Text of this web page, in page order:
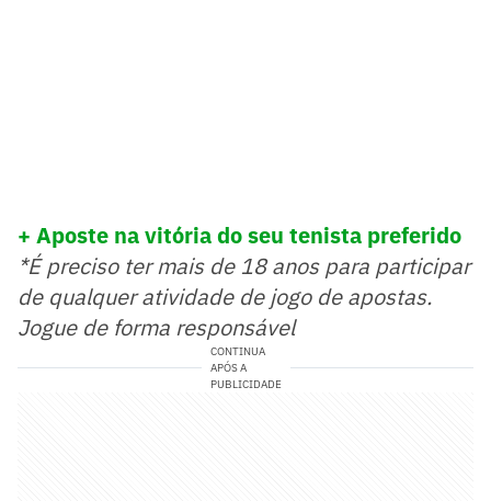
+ Aposte na vitória do seu tenista preferido
*É preciso ter mais de 18 anos para participar
de qualquer atividade de jogo de apostas.
Jogue de forma responsável
CONTINUA
APÓS A
PUBLICIDADE